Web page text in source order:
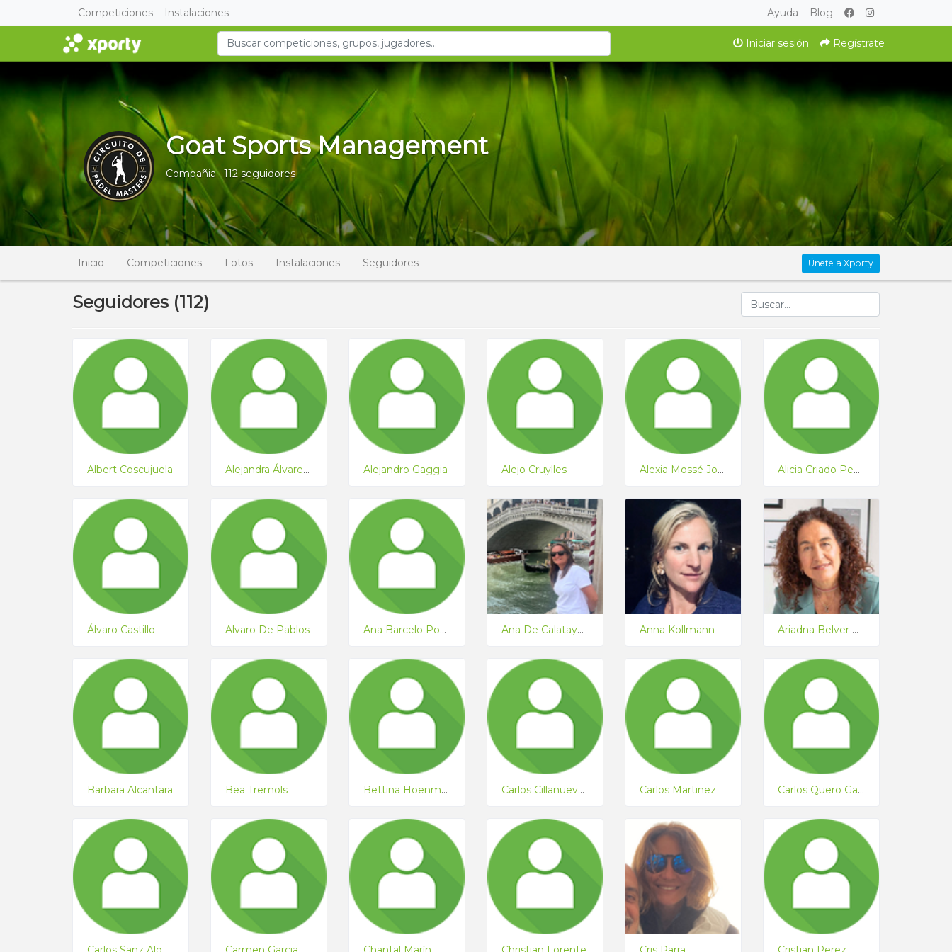
Competiciones Instalaciones Ayuda Blog
Iniciar sesión Regístrate
Goat Sports Management
Compañia . 112 seguidores
Inicio Competiciones Fotos Instalaciones Seguidores Únete a Xporty
Seguidores (112)
Albert Coscujuela Alejandra Álvarez Ramael Alejandro Gaggia Alejo Cruylles Alexia Mossé Jordán Alicia Criado Pedregal
Álvaro Castillo Alvaro De Pablos Ana Barcelo Poschenreider Ana De Calatayud Anna Kollmann Ariadna Belver Comin
Barbara Alcantara Bea Tremols Bettina Hoenmann Carlos Cillanueva Iglesias Carlos Martinez Carlos Quero García